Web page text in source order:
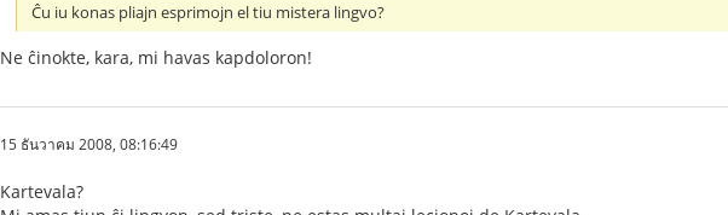
Ĉu iu konas pliajn esprimojn el tiu mistera lingvo?
Ne ĉinokte, kara, mi havas kapdoloron!
15 ธันวาคม 2008, 08:16:49
Kartevala?